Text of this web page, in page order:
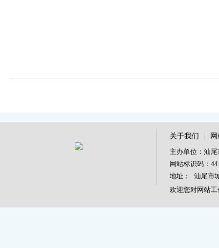
关于我们
主办单位：汕
网站标识码：
地址： 汕尾市
欢迎您对网站